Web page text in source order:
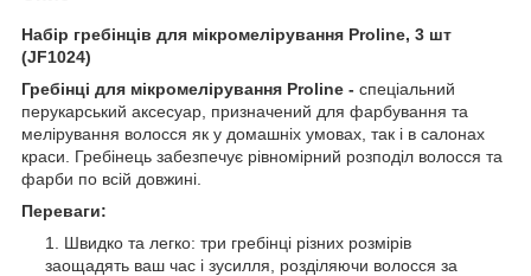
Набір гребінців для мікромелірування Proline, 3 шт
(JF1024)
Гребінці для мікромелірування Proline - спеціальний
перукарський аксесуар, призначений для фарбування та
мелірування волосся як у домашніх умовах, так і в салонах
краси. Гребінець забезпечує рівномірний розподіл волосся та
фарби по всій довжині.
Переваги:
Швидко та легко: три гребінці різних розмірів
заощадять ваш час і зусилля, розділяючи волосся за